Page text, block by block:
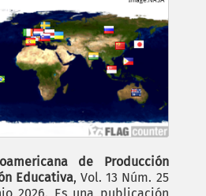
de Producción
Educativa, Vol. 13 Núm. 25